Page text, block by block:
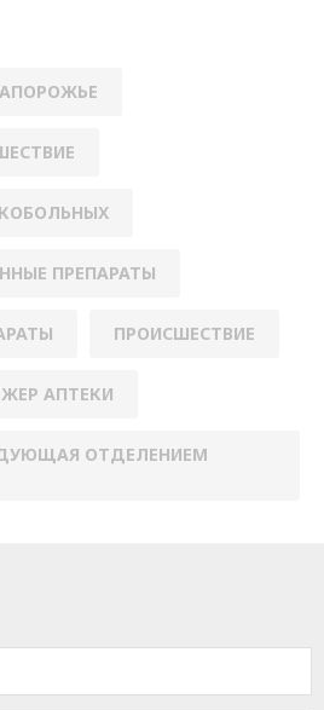
ПРЕПАРАТЫ
ПРОИСШЕСТВИЕ
АПТЕКИ
ОТДЕЛЕНИЕМ